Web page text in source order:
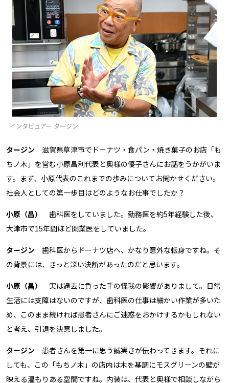
インタビュアー タージン
タージン 滋賀県草津市でドーナツ・食パン・焼き菓子のお店「も
ちノ木」を営む小原昌利代表と奥様の優子さんにお話をうかがいま
す。まず、小原代表のこれまでの歩みについてお聞かせください。
社会人としての第一歩目はどのようなお仕事でしたか？
小原（昌）
歯科医をしていました。勤務医を約5年経験した後、
大津市で15年間ほど開業医をしていました。
タージン 歯科医からドーナツ店へ、かなり意外な転身ですね。そ
の背景には、きっと深い決断があったのだと思います。
小原（昌）
実は過去に負った手の怪我の影響がありまして。日常
生活には支障はないのですが、歯科医の仕事は細かい作業が多いた
め、このまま続ければ患者さんにご迷惑をおかけするかもしれない
と考え、引退を決意しました。
タージン 患者さんを第一に思う誠実さが伝わってきます。それに
しても、この「もちノ木」の店内は木を基調にモスグリーンの壁が
映える温もりある空間ですね。内装は、代表と奥様で相談しながら